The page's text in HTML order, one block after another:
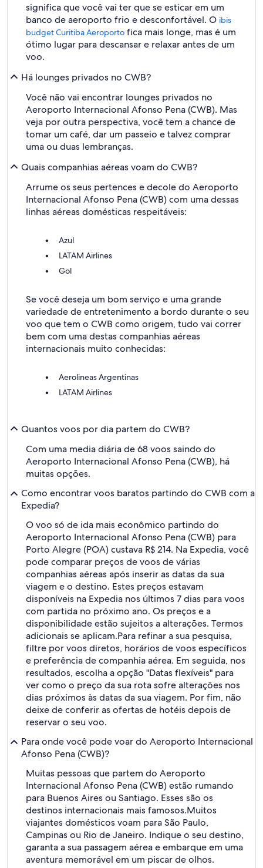
significa que você vai ter que se esticar em um
banco de aeroporto frio e desconfortável. O ibis
budget Curitiba Aeroporto fica mais longe, mas é um
ótimo lugar para descansar e relaxar antes de um
voo.
Há lounges privados no CWB?
Você não vai encontrar lounges privados no
Aeroporto Internacional Afonso Pena (CWB). Mas
veja por outra perspectiva, você tem a chance de
tomar um café, dar um passeio e talvez comprar
uma ou duas lembranças.
Quais companhias aéreas voam do CWB?
Arrume os seus pertences e decole do Aeroporto
Internacional Afonso Pena (CWB) com uma dessas
linhas aéreas domésticas respeitáveis:
Azul
LATAM Airlines
Gol
Se você deseja um bom serviço e uma grande
variedade de entretenimento a bordo durante o seu
voo que tem o CWB como origem, tudo vai correr
bem com uma destas companhias aéreas
internacionais muito conhecidas:
Aerolineas Argentinas
LATAM Airlines
Quantos voos por dia partem do CWB?
Com uma media diária de 68 voos saindo do
Aeroporto Internacional Afonso Pena (CWB), há
muitas opções.
Como encontrar voos baratos partindo do CWB com a
Expedia?
O voo só de ida mais econômico partindo do
Aeroporto Internacional Afonso Pena (CWB) para
Porto Alegre (POA) custava R$ 214. Na Expedia, você
pode comparar preços de voos de várias
companhias aéreas após inserir as datas da sua
viagem e o destino. Estes preços estavam
disponíveis na Expedia nos últimos 7 dias para voos
com partida no próximo ano. Os preços e a
disponibilidade estão sujeitos a alterações. Termos
adicionais se aplicam.Para refinar a sua pesquisa,
filtre por voos diretos, horários de voos específicos
e preferência de companhia aérea. Em seguida, nos
resultados, escolha a opção "Datas flexíveis" para
ver como o preço da sua rota sofre alterações nos
dias próximos às datas da sua viagem. Por fim, não
deixe de conferir as ofertas de hotéis depois de
reservar o seu voo.
Para onde você pode voar do Aeroporto Internacional
Afonso Pena (CWB)?
Muitas pessoas que partem do Aeroporto
Internacional Afonso Pena (CWB) estão rumando
para Buenos Aires ou Santiago. Esses são os
destinos internacionais mais famosos.Muitos
viajantes domésticos voam para São Paulo,
Campinas ou Rio de Janeiro. Indique o seu destino,
garanta a sua passagem aérea e embarque em uma
aventura memorável em um piscar de olhos.